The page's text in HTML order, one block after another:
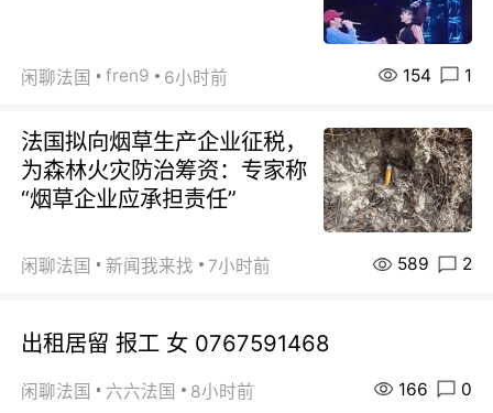
闲聊法国 fren9 6小时前 154 1
法国拟向烟草生产企业征税，
为森林火灾防治筹资：专家称
“烟草企业应承担责任”
闲聊法国 新闻我来找 7小时前 589 2
出租居留 报工 女 0767591468
闲聊法国 六六法国 8小时前 166 0